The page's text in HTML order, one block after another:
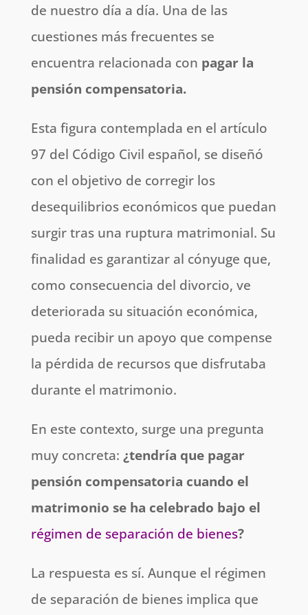
de nuestro día a día. Una de las
cuestiones más frecuentes se
encuentra relacionada con pagar la
pensión compensatoria.
Esta figura contemplada en el artículo
97 del Código Civil español, se diseñó
con el objetivo de corregir los
desequilibrios económicos que puedan
surgir tras una ruptura matrimonial. Su
finalidad es garantizar al cónyuge que,
como consecuencia del divorcio, ve
deteriorada su situación económica,
pueda recibir un apoyo que compense
la pérdida de recursos que disfrutaba
durante el matrimonio.
En este contexto, surge una pregunta
muy concreta: ¿tendría que pagar
pensión compensatoria cuando el
matrimonio se ha celebrado bajo el
régimen de separación de bienes?
La respuesta es sí. Aunque el régimen
de separación de bienes implica que